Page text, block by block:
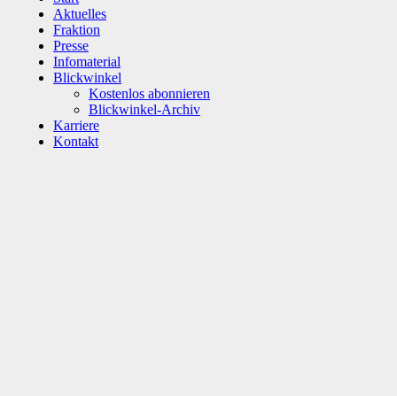
Aktuelles
Fraktion
Presse
Infomaterial
Blickwinkel
Kostenlos abonnieren
Blickwinkel-Archiv
Karriere
Kontakt